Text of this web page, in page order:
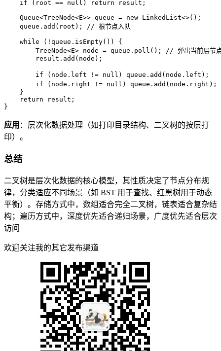
if (root == null ) return result;
    Queue<TreeNode<E>> queue =
new LinkedList<>();
    queue.add(root);
// 根节点入队
while (!queue.isEmpty()) {
        TreeNode<E> node = queue.poll();
// 弹出当前层节
        result.add(node);
if (node.left != null ) queue.add(node.left);
if (node.right != null ) queue.add(node.right);
    }
return result;
}
应用 ：层次化数据处理（如打印目录结构、二叉树的按层打
印）。
总结
二叉树是层次化数据的核心模型，其性质决定了节点分布规
律，分类适应不同场景（如 BST 用于查找、红黑树用于动态
平衡）。存储方式中，数组适合完全二叉树，链表适合复杂结
构；遍历方式中，深度优先适合递归场景，广度优先适合层次
访问
欢迎关注我的其它发布渠道